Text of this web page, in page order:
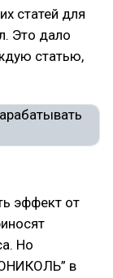
статей для
Это дало
статью,
эффект от
Но
в